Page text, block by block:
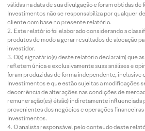
válidas na data de sua divulgação e foram obtidas de
Investimentos não se responsabiliza por qualquer
cliente com base no presente relatório.
Este relatório foi elaborado considerando a
produtos de modo a gerar resultados de alocação
investidor.
O(s) signatário(s) deste relatório declara(m) que
refletem única e exclusivamente suas análises e
foram produzidas de forma independente, inclusive
Investimentos e que estão sujeitas a modificações
decorrência de alterações nas condições de
remuneração(es) é(são) indiretamente influenciada
provenientes dos negócios e operações financeiras
Investimentos.
O analista responsável pelo conteúdo deste